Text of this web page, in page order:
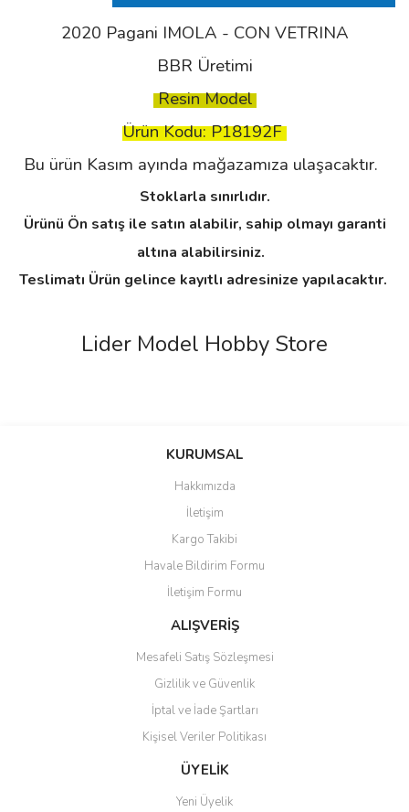
2020 Pagani IMOLA - CON VETRINA
BBR Üretimi
Resin Model
Ürün Kodu: P18192F
Bu ürün Kasım ayında mağazamıza ulaşacaktır.
Stoklarla sınırlıdır.
Ürünü Ön satış ile satın alabilir, sahip olmayı garanti
altına alabilirsiniz.
Teslimatı Ürün gelince kayıtlı adresinize yapılacaktır.
Lider Model Hobby Store
Bu ürüne ilk yorumu siz yapın!
Yorum Yaz
Ürün resmi kalitesiz, bozuk veya görüntülenemiyor.
Ürün açıklamasında eksik bilgiler bulunuyor.
Ürün bilgilerinde hatalar bulunuyor.
Ürün fiyatı diğer sitelerden daha pahalı.
Bu ürüne benzer farklı alternatifler olmalı.
Gönder
KURUMSAL
Hakkımızda
İletişim
Kargo Takibi
Havale Bildirim Formu
İletişim Formu
ALIŞVERİŞ
Mesafeli Satış Sözleşmesi
Gizlilik ve Güvenlik
İptal ve İade Şartları
Kişisel Veriler Politikası
ÜYELİK
Yeni Üyelik